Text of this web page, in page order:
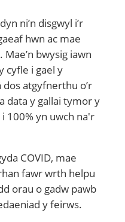
ni’n disgwyl i’r
hwn ac mae
Mae’n bwysig iawn
cyfle i gael y
atgyfnerthu o’r
data y gallai tymor y
100% yn uwch na'r
COVID, mae
fawr wrth helpu
orau o gadw pawb
y feirws.